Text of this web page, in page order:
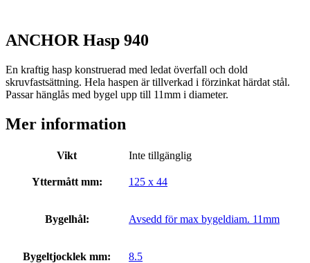
ANCHOR Hasp 940
En kraftig hasp konstruerad med ledat överfall och dold
skruvfastsättning. Hela haspen är tillverkad i förzinkat härdat stål.
Passar hänglås med bygel upp till 11mm i diameter.
Mer information
Vikt Inte tillgänglig
Yttermått mm: 125 x 44
Bygelhål: Avsedd för max bygeldiam. 11mm
Bygeltjocklek mm: 8.5